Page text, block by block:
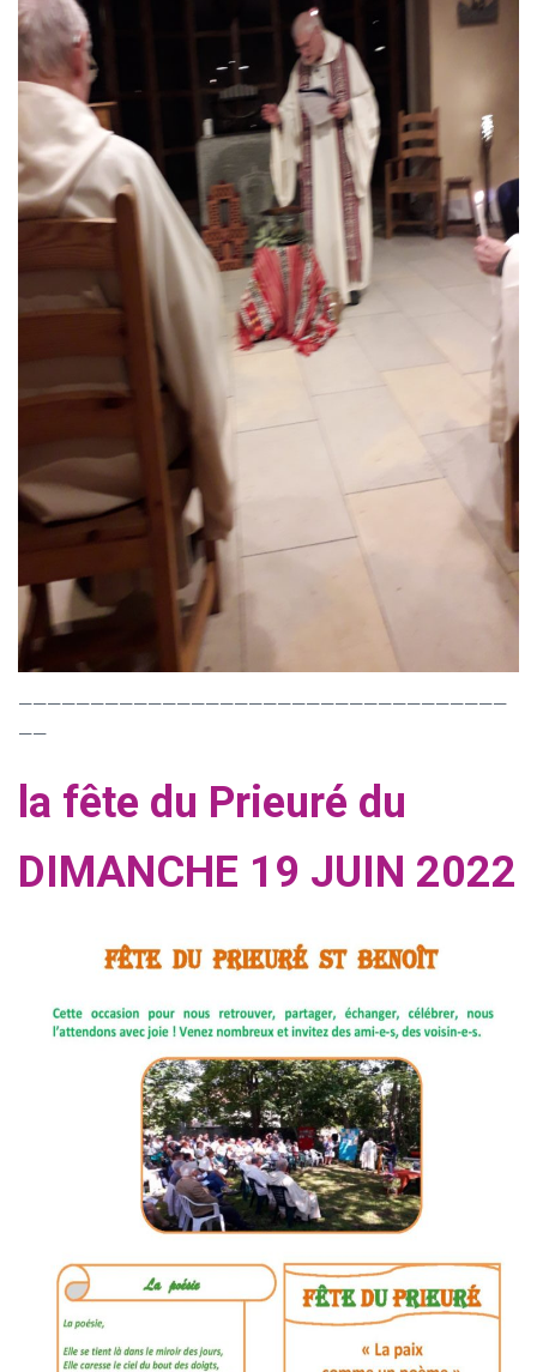
——————————————————————————————————
——
la fête du Prieuré du
DIMANCHE 19 JUIN 2022